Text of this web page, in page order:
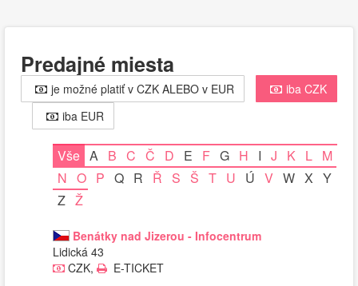
Predajné miesta
je možné platiť v CZK ALEBO v EUR
iba CZK
iba EUR
Vše A B C Č D E F G H I J K L M
N O P Q R Ř S Š T U Ú V W X Y
Z Ž
Benátky nad Jizerou - Infocentrum
Lidická 43
CZK,
E-TICKET